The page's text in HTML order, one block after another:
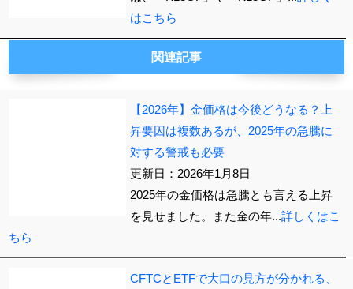
はこちら
関連記事
【2026年】金価格は今後どうなる？上
昇要因は複数あるが、2025年の急騰に
対する警戒も必要
更新日：2026年1月8日
2025年の金価格は急騰とも言える上昇
を見せました。また金の年...詳しくはこ
ちら
CFTCとETFで大口の見方が分かれる、